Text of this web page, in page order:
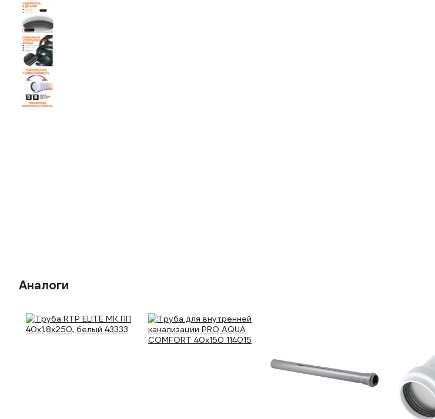
Аналоги